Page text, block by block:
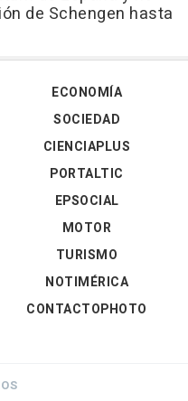
de Schengen hasta
ECONOMÍA
SOCIEDAD
CIENCIAPLUS
PORTALTIC
EPSOCIAL
MOTOR
TURISMO
NOTIMÉRICA
CONTACTOPHOTO